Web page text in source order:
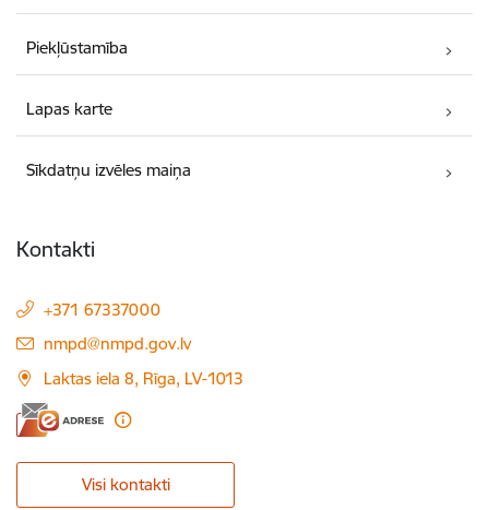
Piekļūstamība
Lapas karte
Sīkdatņu izvēles maiņa
Kontakti
+371 67337000
E-pasts:
nmpd@nmpd.gov.lv
Laktas iela 8, Rīga, LV-1013
Visi kontakti